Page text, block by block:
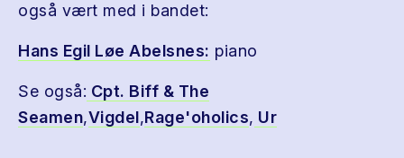
også vært med i bandet:
Hans Egil Løe Abelsnes: piano
Se også: Cpt. Biff & The
Seamen,Vigdel,Rage'oholics, Ur